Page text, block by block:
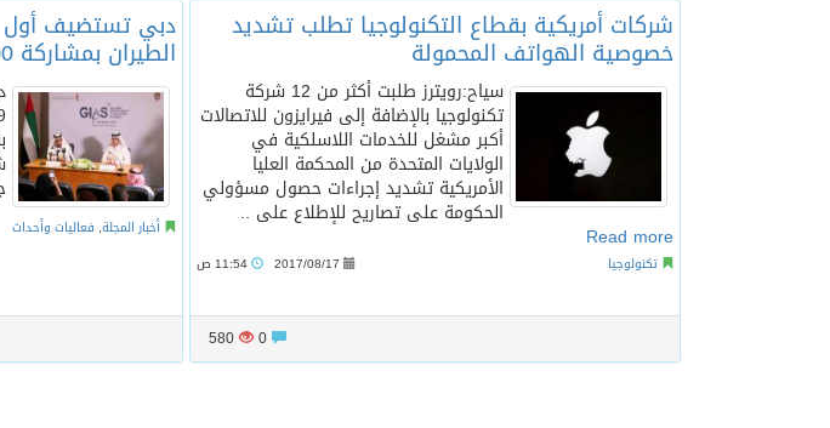
دبي تستضيف أول
الطيران بمشاركة 500 من قادة التمويل
أخبار المجلة, فعاليات وأحداث
شركات أمريكية بقطاع التكنولوجيا تطلب تشديد
خصوصية الهواتف المحمولة
سياح:رويترز طلبت أكثر من 12 شركة
تكنولوجيا بالإضافة إلى فيرايزون للاتصالات
أكبر مشغل للخدمات اللاسلكية في
الولايات المتحدة من المحكمة العليا
الأمريكية تشديد إجراءات حصول مسؤولي
الحكومة على تصاريح للإطلاع على ..
Read more
تكنولوجيا 2017/08/17 11:54 ص
0
580